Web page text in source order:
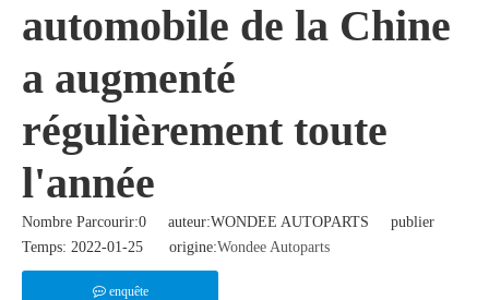
automobile de la Chine
a augmenté
régulièrement toute
l'année
Nombre Parcourir:0 auteur:WONDEE AUTOPARTS publier
Temps: 2022-01-25 origine:Wondee Autoparts
enquête